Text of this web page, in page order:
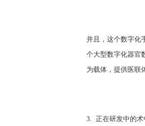
并且，这个数字化
个大型数字化器官
为载体，提供医联
3. 正在研发中的术